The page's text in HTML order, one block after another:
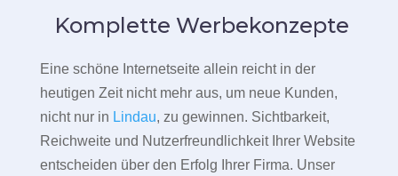
Komplette Werbekonzepte
Eine schöne Internetseite allein reicht in der
heutigen Zeit nicht mehr aus, um neue Kunden,
nicht nur in Lindau, zu gewinnen. Sichtbarkeit,
Reichweite und Nutzerfreundlichkeit Ihrer Website
entscheiden über den Erfolg Ihrer Firma. Unser